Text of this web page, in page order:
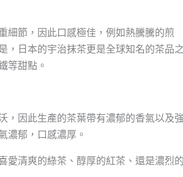
細節，因此口感極佳，例如熱騰騰的煎
，日本的宇治抹茶更是全球知名的茶品之
等甜點。
，因此生產的茶葉帶有濃郁的香氣以及強
濃郁，口感濃厚。
愛清爽的綠茶、醇厚的紅茶、還是濃烈的